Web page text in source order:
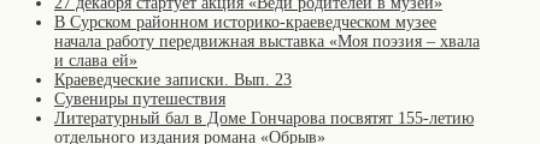
В Сурском районном историко-краеведческом музее
начала работу передвижная выставка «Моя поэзия – хвала
и слава ей»
Краеведческие записки. Вып. 23
Сувениры путешествия
Литературный бал в Доме Гончарова посвятят 155-летию
отдельного издания романа «Обрыв»